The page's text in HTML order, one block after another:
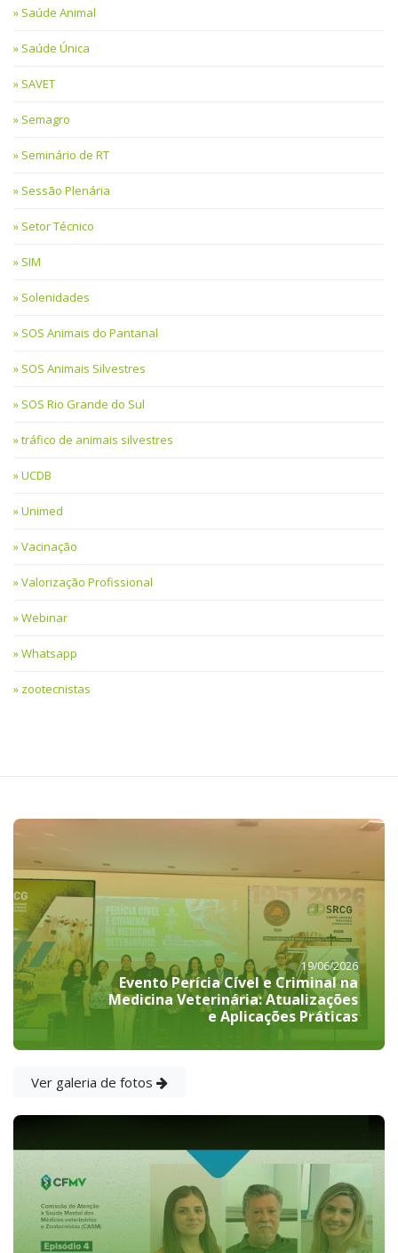
Saúde Animal
Saúde Única
SAVET
Semagro
Seminário de RT
Sessão Plenária
Setor Técnico
SIM
Solenidades
SOS Animais do Pantanal
SOS Animais Silvestres
SOS Rio Grande do Sul
tráfico de animais silvestres
UCDB
Unimed
Vacinação
Valorização Profissional
Webinar
Whatsapp
zootecnistas
19/06/2026
Evento Perícia Cível e Criminal na
Medicina Veterinária: Atualizações
e Aplicações Práticas
Ver galeria de fotos